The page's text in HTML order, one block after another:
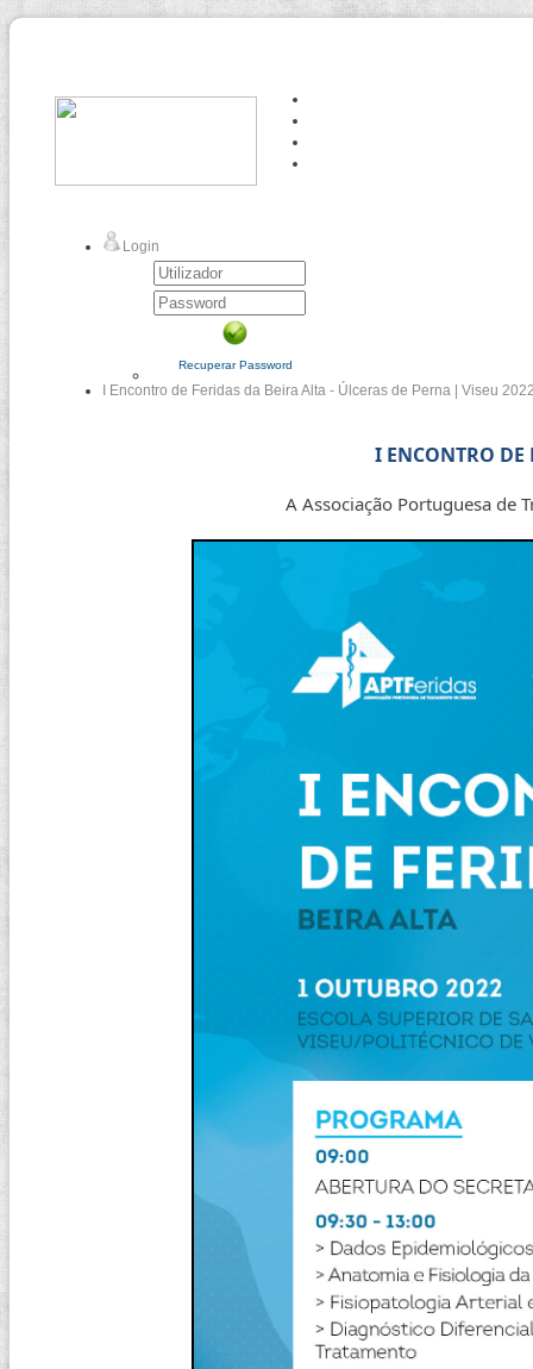
Login
Recuperar Password
I Encontro de Feridas da Beira Alta - Úlceras de Perna | Viseu
I ENCONTRO DE
A Associação Portuguesa de